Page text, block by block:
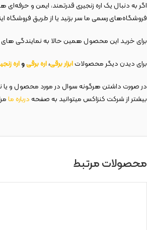
اگر به دنبال یک اره زنجیری قدرتمند، ایمن و
فروشگاه‌های رسمی ما سر بزنید یا از طریق فروشگاه
برای خرید این محصول همین حالا به نمایندگی
برای دیدن دیگر محصولاتابزار برقی،اره برقیواره
در صورت داشتن هرگونه سوال در مورد محصول و
بیشتر از شرکت کنزاکس میتوانید به صفحهدرباره ما
محصولات مرتبط